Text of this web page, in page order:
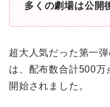
多くの劇場は公開
超大人気だった第一
は、配布数合計500
開始されました。